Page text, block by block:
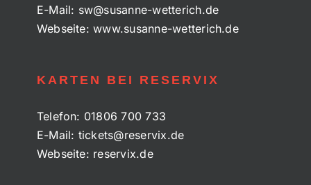
E-Mail: sw@susanne-wetterich.de
Webseite:www.susanne-wetterich.de
KARTEN BEI RESERVIX
Telefon: 01806 700 733
E-Mail: tickets@reservix.de
Webseite: reservix.de